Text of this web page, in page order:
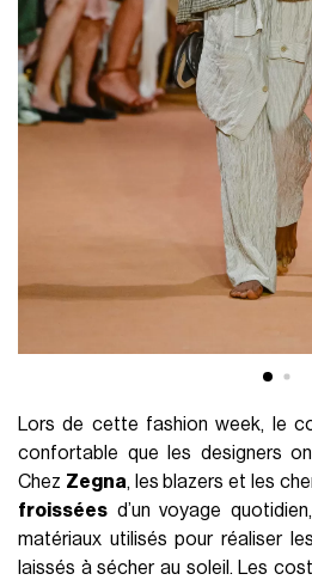
Lors de cette fashion week, le
confortable que les designers
Chez Zegna, les blazers et les
froissées d’un voyage
matériaux utilisés pour réaliser
laissés à sécher au soleil. Les